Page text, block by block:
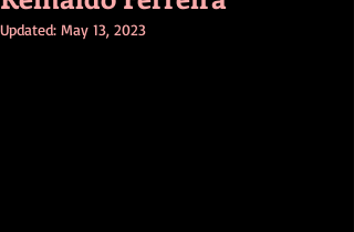
Updated: May 13, 2023